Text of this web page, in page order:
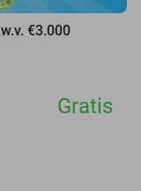
€3.000
Gratis